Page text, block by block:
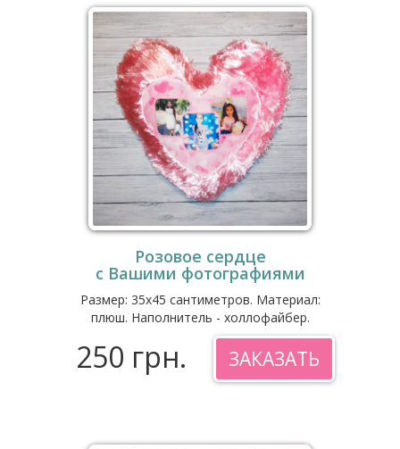
Розовое сердце
с Вашими фотографиями
Размер: 35x45 сантиметров. Материал:
плюш. Наполнитель - холлофайбер.
250 грн. ЗАКАЗАТЬ